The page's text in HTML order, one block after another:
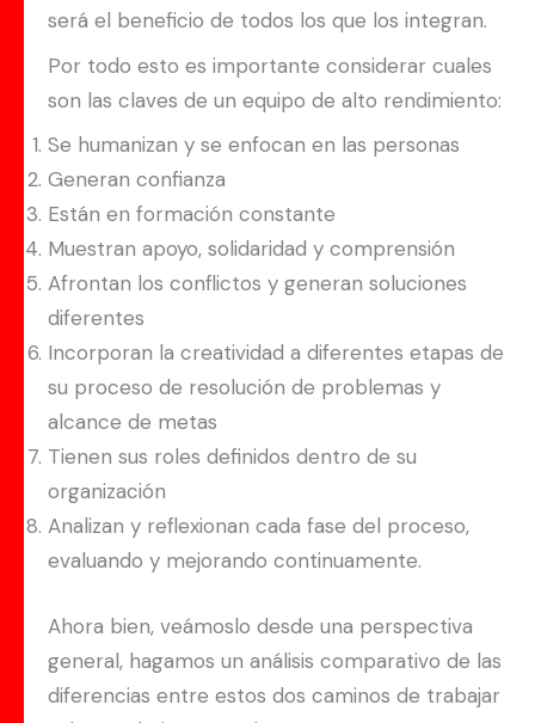
será el beneficio de todos los que los integran.
Por todo esto es importante considerar cuales
son las claves de un equipo de alto rendimiento:
Se humanizan y se enfocan en las personas
Generan confianza
Están en formación constante
Muestran apoyo, solidaridad y comprensión
Afrontan los conflictos y generan soluciones
diferentes
Incorporan la creatividad a diferentes etapas de
su proceso de resolución de problemas y
alcance de metas
Tienen sus roles definidos dentro de su
organización
Analizan y reflexionan cada fase del proceso,
evaluando y mejorando continuamente.
Ahora bien, veámoslo desde una perspectiva
general, hagamos un análisis comparativo de las
diferencias entre estos dos caminos de trabajar